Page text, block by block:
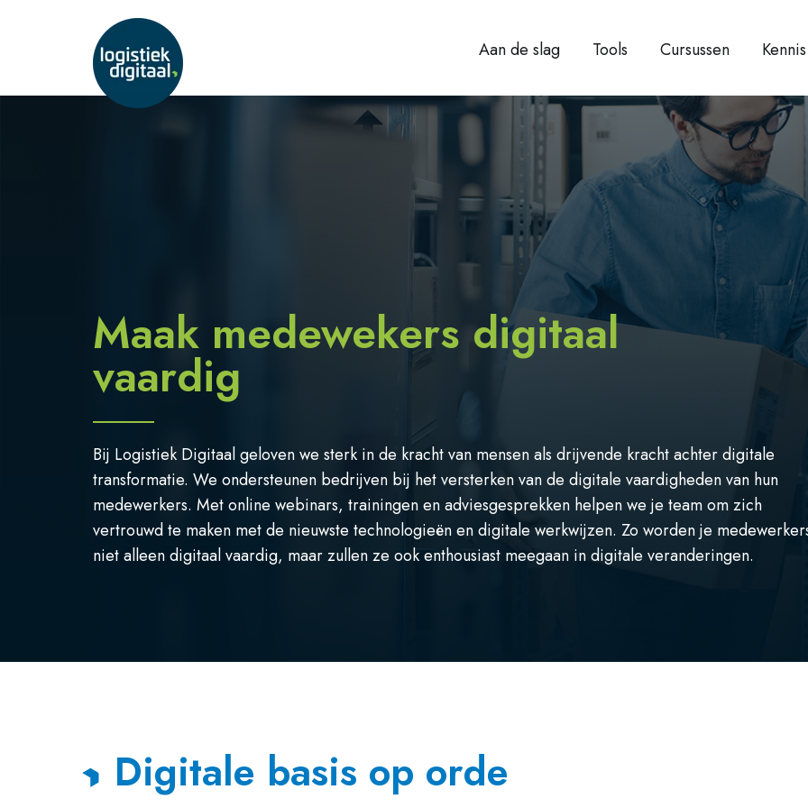
Aan de slag Tools Cursussen Kennis
Maak medewekers digitaal
vaardig
Bij Logistiek Digitaal geloven we sterk in de kracht van mensen als drijvende kracht achter digitale
transformatie. We ondersteunen bedrijven bij het versterken van de digitale vaardigheden van hun
medewerkers. Met online webinars, trainingen en adviesgesprekken helpen we je team om zich
vertrouwd te maken met de nieuwste technologieën en digitale werkwijzen. Zo worden je
niet alleen digitaal vaardig, maar zullen ze ook enthousiast meegaan in digitale veranderingen.
Digitale basis op orde